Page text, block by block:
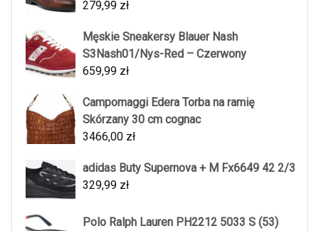
279,99 zł
Męskie Sneakersy Blauer Nash
S3Nash01/Nys-Red – Czerwony
659,99 zł
Campomaggi Edera Torba na ramię
Skórzany 30 cm cognac
3466,00 zł
adidas Buty Supernova + M Fx6649 42 2/3
329,99 zł
Polo Ralph Lauren PH2212 5033 S (53)